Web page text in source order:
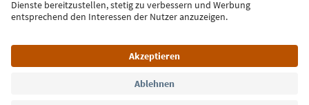
Jetzt anmelden